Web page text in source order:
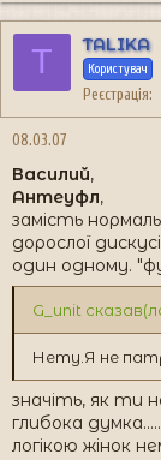
T TALIKA
Користувач
Реєстрація
08.03.07
Василий,
Антеуфл,
замість
дорослої
один одному.
G_unit
Нету.Я не
значіть, як ти
глибока
логікою жінок